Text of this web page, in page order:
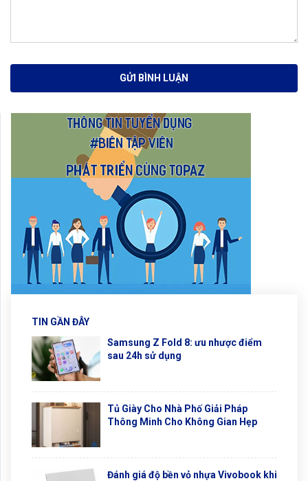
TIN GẦN ĐÂY
Samsung Z Fold 8: ưu nhược điểm
sau 24h sử dụng
Tủ Giày Cho Nhà Phố Giải Pháp
Thông Minh Cho Không Gian Hẹp
Đánh giá độ bền vỏ nhựa Vivobook khi